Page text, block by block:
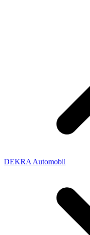
DEKRA Automobil